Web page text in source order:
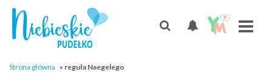
Strona główna » reguła Naegelego